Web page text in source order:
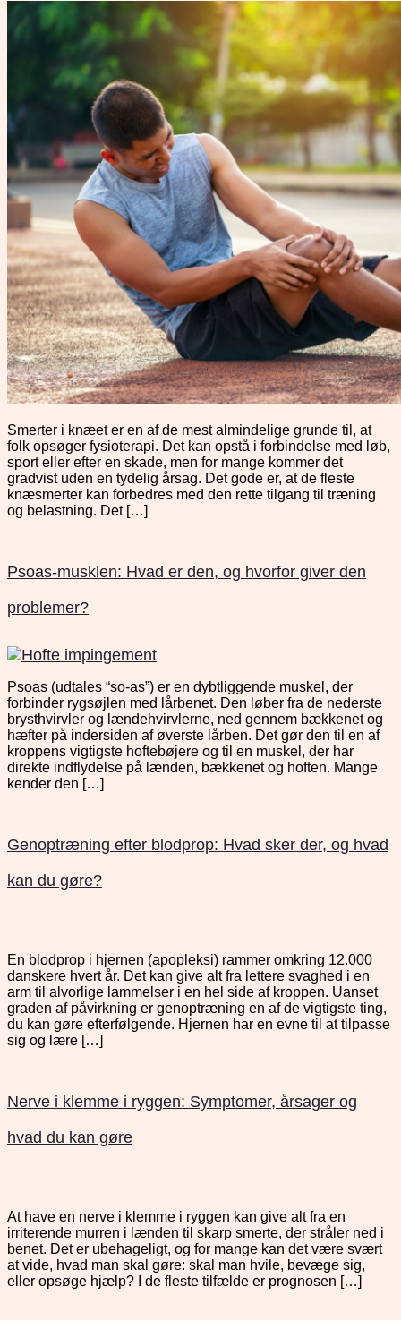
Smerter i knæet er en af de mest almindelige grunde til, at
folk opsøger fysioterapi. Det kan opstå i forbindelse med løb,
sport eller efter en skade, men for mange kommer det
gradvist uden en tydelig årsag. Det gode er, at de fleste
knæsmerter kan forbedres med den rette tilgang til træning
og belastning. Det […]
Psoas-musklen: Hvad er den, og hvorfor giver den
problemer?
Psoas (udtales “so-as”) er en dybtliggende muskel, der
forbinder rygsøjlen med lårbenet. Den løber fra de nederste
brysthvirvler og lændehvirvlerne, ned gennem bækkenet og
hæfter på indersiden af øverste lårben. Det gør den til en af
kroppens vigtigste hoftebøjere og til en muskel, der har
direkte indflydelse på lænden, bækkenet og hoften. Mange
kender den […]
Genoptræning efter blodprop: Hvad sker der, og hvad
kan du gøre?
En blodprop i hjernen (apopleksi) rammer omkring 12.000
danskere hvert år. Det kan give alt fra lettere svaghed i en
arm til alvorlige lammelser i en hel side af kroppen. Uanset
graden af påvirkning er genoptræning en af de vigtigste ting,
du kan gøre efterfølgende. Hjernen har en evne til at tilpasse
sig og lære […]
Nerve i klemme i ryggen: Symptomer, årsager og
hvad du kan gøre
At have en nerve i klemme i ryggen kan give alt fra en
irriterende murren i lænden til skarp smerte, der stråler ned i
benet. Det er ubehageligt, og for mange kan det være svært
at vide, hvad man skal gøre: skal man hvile, bevæge sig,
eller opsøge hjælp? I de fleste tilfælde er prognosen […]